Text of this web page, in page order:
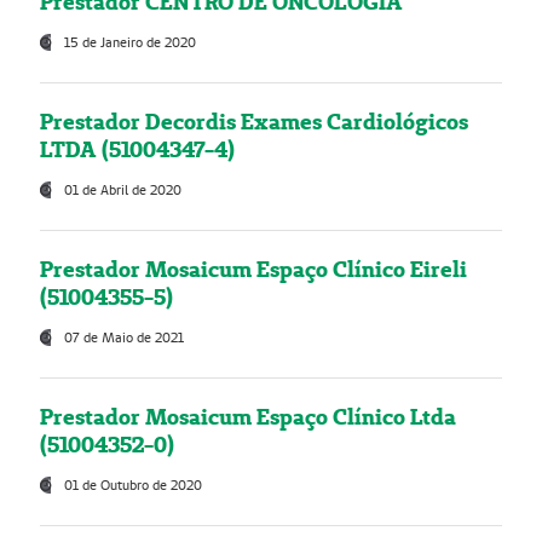
15 de Janeiro de 2020
Prestador Decordis Exames Cardiológicos
LTDA (51004347-4)
01 de Abril de 2020
Prestador Mosaicum Espaço Clínico Eireli
(51004355-5)
07 de Maio de 2021
Prestador Mosaicum Espaço Clínico Ltda
(51004352-0)
01 de Outubro de 2020